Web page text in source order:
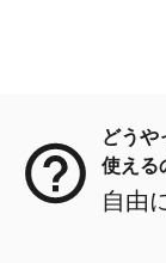
どうや
使える
自由